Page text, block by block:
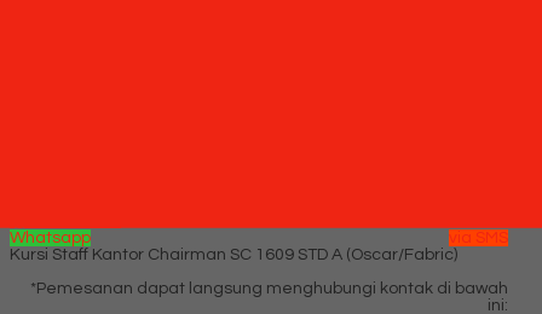
Whatsapp
via SMS
Kursi Staff Kantor Chairman SC 1609 STD A (Oscar/Fabric)
*Pemesanan dapat langsung menghubungi kontak di bawah
ini: